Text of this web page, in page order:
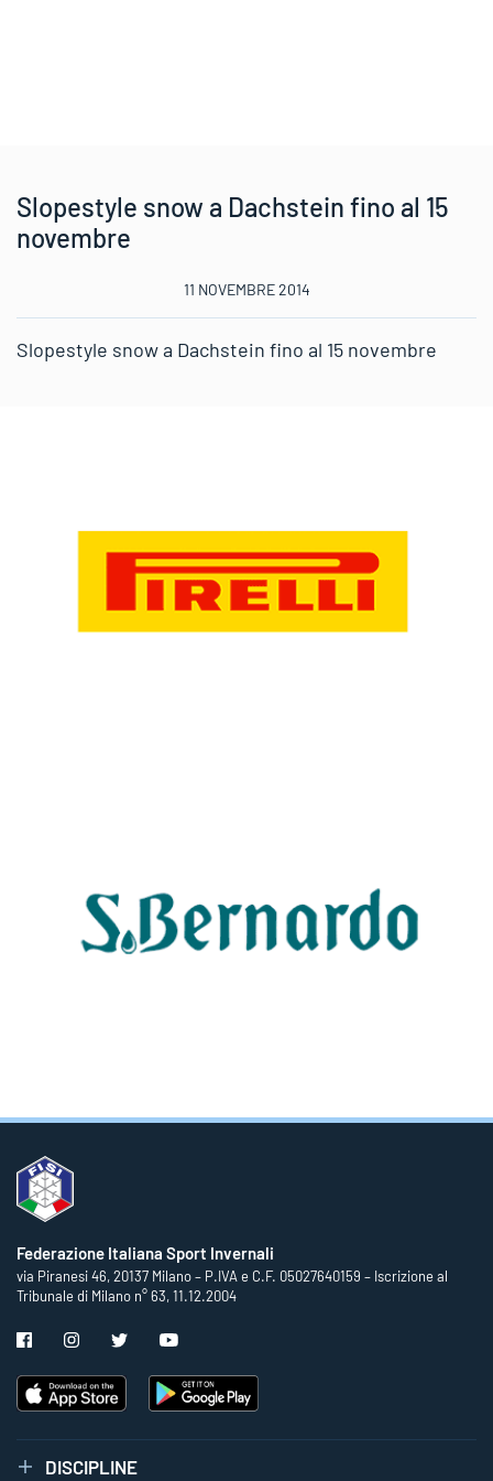
Slopestyle snow a Dachstein fino al 15
novembre
11 NOVEMBRE 2014
Slopestyle snow a Dachstein fino al 15 novembre
Federazione Italiana Sport Invernali
via Piranesi 46, 20137 Milano – P.IVA e C.F. 05027640159 – Iscrizione al
Tribunale di Milano n° 63, 11.12.2004
DISCIPLINE